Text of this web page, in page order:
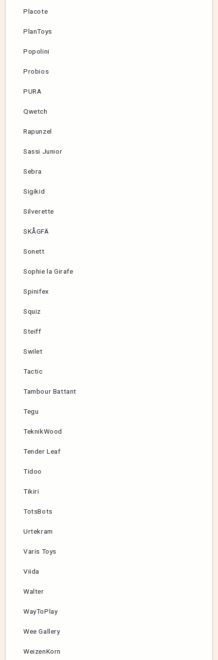
Placote
PlanToys
Popolini
Probios
PURA
Qwetch
Rapunzel
Sassi Junior
Sebra
Sigikid
Silverette
SKÅGFÄ
Sonett
Sophie la Girafe
Spinifex
Squiz
Steiff
Swilet
Tactic
Tambour Battant
Tegu
TeknikWood
Tender Leaf
Tidoo
Tikiri
TotsBots
Urtekram
Varis Toys
Viida
Walter
WayToPlay
Wee Gallery
WeizenKorn